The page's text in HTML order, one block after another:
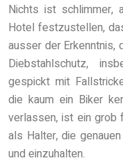
Nichts ist schlimmer,
Hotel festzustellen,
ausser der Erkenntnis,
Diebstahlschutz,
gespickt mit
die kaum ein Biker
verlassen, ist ein grob
als Halter, die
und einzuhalten.